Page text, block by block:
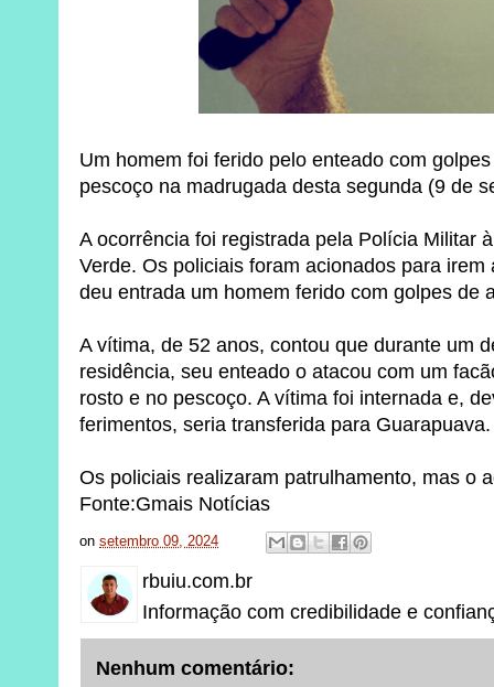
Um homem foi ferido pelo enteado com
pescoço na madrugada desta segunda (9 de
A ocorrência foi registrada pela Polícia Militar
Verde. Os policiais foram acionados para
deu entrada um homem ferido com golpes de
A vítima, de 52 anos, contou que durante um
residência, seu enteado o atacou com um
rosto e no pescoço. A vítima foi internada e,
ferimentos, seria transferida para Guarapuava.
Os policiais realizaram patrulhamento, mas o
Fonte:Gmais Notícias
onsetembro 09, 2024
rbuiu.com.br
Informação com credibilidade e
Nenhum comentário: